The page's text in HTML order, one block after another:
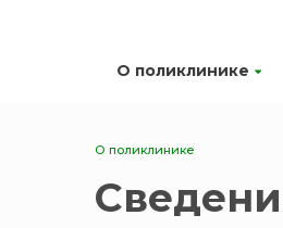
О поликлинике
О поликлинике